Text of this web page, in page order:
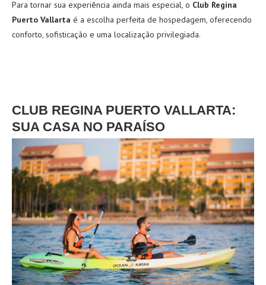
Para tornar sua experiência ainda mais especial, o Club Regina
Puerto Vallarta é a escolha perfeita de hospedagem, oferecendo
conforto, sofisticação e uma localização privilegiada.
CLUB REGINA PUERTO VALLARTA:
SUA CASA NO PARAÍSO